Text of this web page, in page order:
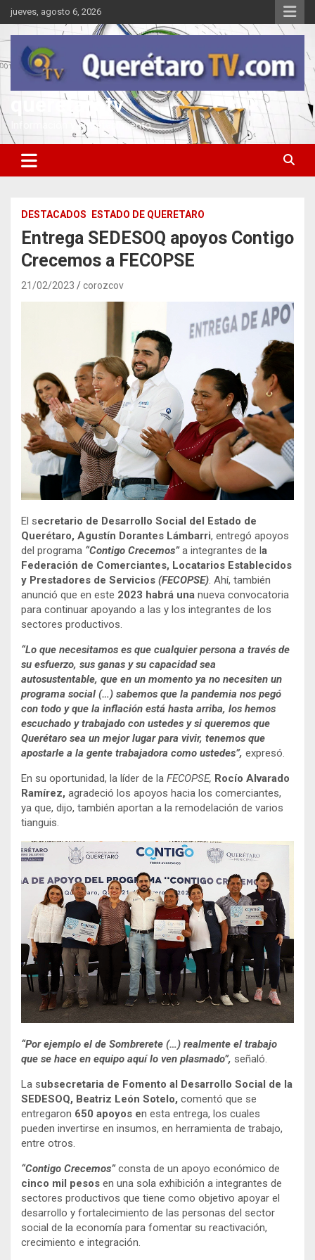
Saltar
al
contenido
jueves, agosto 6, 2026
queretarotv
Información y entretenimiento
DESTACADOS ESTADO DE QUERETARO
Entrega SEDESOQ apoyos Contigo
Crecemos a FECOPSE
21/02/2023 corozcov
El secretario de Desarrollo Social del Estado de
Querétaro, Agustín Dorantes Lámbarri, entregó apoyos
del programa “Contigo Crecemos”a integrantes de l a
Federación de Comerciantes, Locatarios Establecidos
y Prestadores de Servicios (FECOPSE). Ahí, también
anunció que en este 2023 habrá una nueva convocatoria
para continuar apoyando a las y los integrantes de los
sectores productivos.
“Lo que necesitamos es que cualquier persona a través de
su esfuerzo, sus ganas y su capacidad sea
autosustentable, que en un momento ya no necesiten un
programa social (…) sabemos que la pandemia nos pegó
con todo y que la inflación está hasta arriba, los hemos
escuchado y trabajado con ustedes y si queremos que
Querétaro sea un mejor lugar para vivir, tenemos que
apostarle a la gente trabajadora como ustedes”, expresó.
En su oportunidad, la líder de la FECOPSE, Rocío Alvarado
Ramírez, agradeció los apoyos hacia los comerciantes,
ya que, dijo, también aportan a la remodelación de varios
tianguis.
“Por ejemplo el de Sombrerete (…) realmente el trabajo
que se hace en equipo aquí lo ven plasmado”, señaló.
La subsecretaria de Fomento al Desarrollo Social de la
SEDESOQ, Beatriz León Sotelo, comentó que se
entregaron 650 apoyos en esta entrega, los cuales
pueden invertirse en insumos, en herramienta de trabajo,
entre otros.
“Contigo Crecemos”consta de un apoyo económico de
cinco mil pesos en una sola exhibición a integrantes de
sectores productivos que tiene como objetivo apoyar el
desarrollo y fortalecimiento de las personas del sector
social de la economía para fomentar su reactivación,
crecimiento e integración.